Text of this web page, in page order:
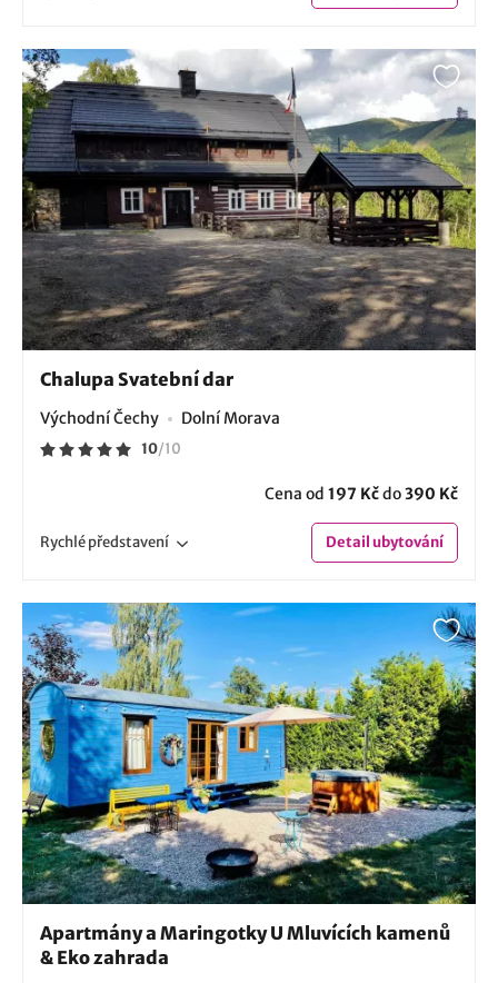
Chalupa Svatební dar
Východní Čechy Dolní Morava
10/10
Cena od 197 Kčdo390 Kč
Rychlépředstavení Detailubytování
Apartmány a Maringotky U Mluvících kamenů
& Eko zahrada